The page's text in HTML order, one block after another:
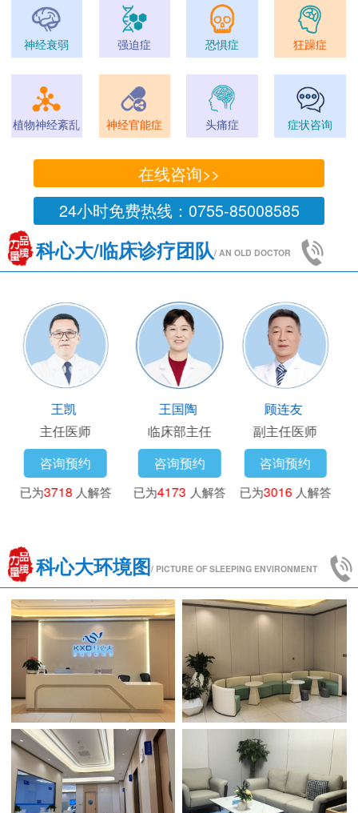
神经衰弱 强迫症 恐惧症 狂躁症
植物神经紊乱 神经官能症 头痛症 症状咨询
在线咨询>>
24小时免费热线：0755-85008585
科心大/临床诊疗团队/ AN OLD DOCTOR
王凯
主任医师
咨询预约
已为3718 人解答
王国陶
临床部主任
咨询预约
已为4173 人解答
顾连友
副主任医师
咨询预约
已为3016 人解答
科心大环境图/ PICTURE OF SLEEPING ENVIRONMENT